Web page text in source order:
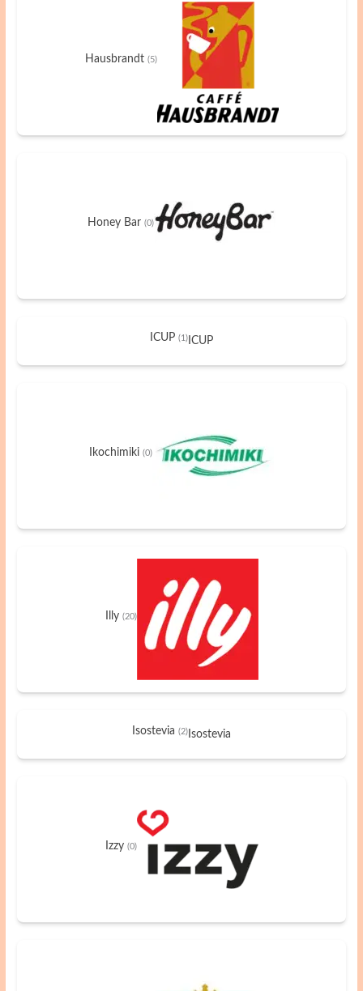
Hausbrandt (5)
Honey Bar (0)
ICUP (1) ICUP
Ikochimiki (0)
Illy (20)
Isostevia (2) Isostevia
Izzy (0)